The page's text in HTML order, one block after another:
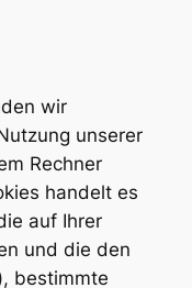
wir
unserer
Rechner
handelt es
auf Ihrer
und die den
bestimmte